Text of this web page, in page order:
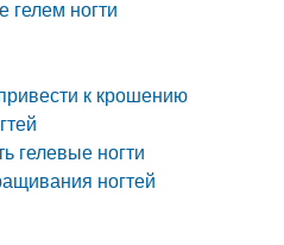
гелем ногти
к крошению
гелевые ногти
ногтей